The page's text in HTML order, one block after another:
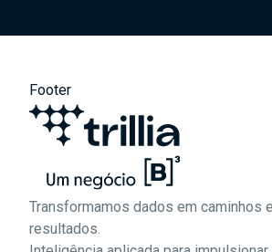
Footer
Transformamos dados em caminhos e
resultados.